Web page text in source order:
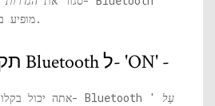
מופיע בשורת המשימות או לא.
תקן -2 הפעל את Bluetooth ל- 'ON' -
אתה יכול בקלות להפוך את מכשיר ה- Bluetooth ' עַל